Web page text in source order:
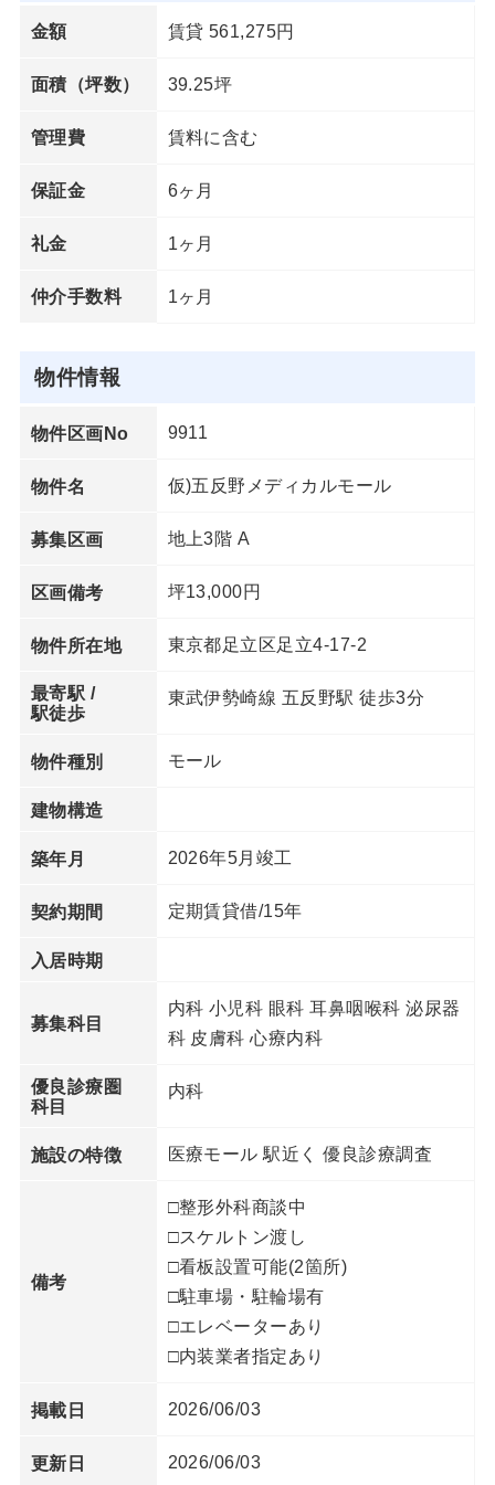
金額 賃貸 561,275円
面積（坪数） 39.25坪
管理費 賃料に含む
保証金 6ヶ月
礼金 1ヶ月
仲介手数料 1ヶ月
物件情報
物件区画No 9911
物件名 仮)五反野メディカルモール
募集区画 地上3階 A
区画備考 坪13,000円
物件所在地 東京都足立区足立4-17-2
最寄駅 /
駅徒歩
東武伊勢崎線 五反野駅 徒歩3分
物件種別 モール
建物構造
築年月 2026年5月竣工
契約期間 定期賃貸借/15年
入居時期
募集科目
内科 小児科 眼科 耳鼻咽喉科 泌尿器
科 皮膚科 心療内科
優良診療圏
科目
内科
施設の特徴 医療モール 駅近く 優良診療調査
備考
□整形外科商談中
□スケルトン渡し
□看板設置可能(2箇所)
□駐車場・駐輪場有
□エレベーターあり
□内装業者指定あり
掲載日 2026/06/03
更新日 2026/06/03